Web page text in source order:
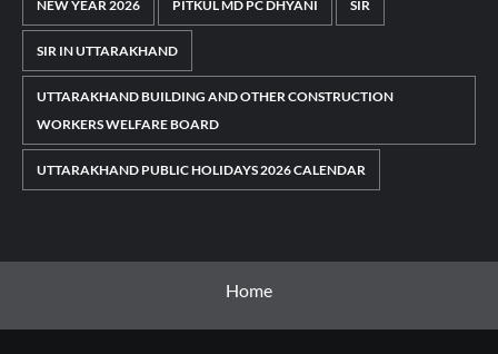
NEW YEAR 2026 PITKUL MD PC DHYANI SIR
SIR IN UTTARAKHAND
UTTARAKHAND BUILDING AND OTHER CONSTRUCTION
WORKERS WELFARE BOARD
UTTARAKHAND PUBLIC HOLIDAYS 2026 CALENDAR
Home